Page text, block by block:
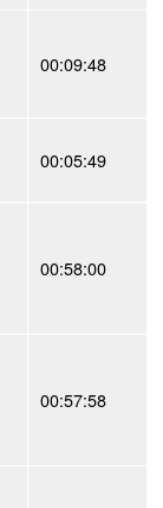
00:09:48
00:05:49
00:58:00
00:57:58